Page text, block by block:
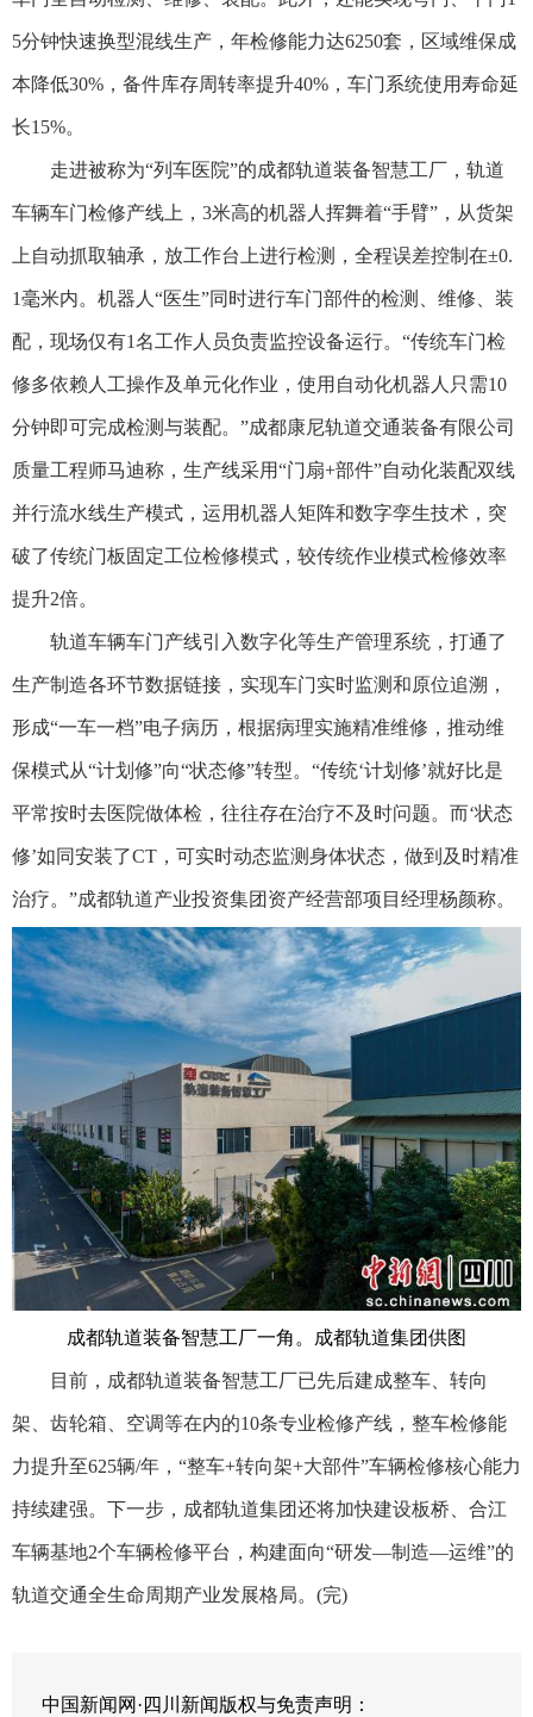
5分钟快速换型混线生产，年检修能力达6250套，区域维保成
本降低30%，备件库存周转率提升40%，车门系统使用寿命延
长15%。
走进被称为“列车医院”的成都轨道装备智慧工厂，轨道
车辆车门检修产线上，3米高的机器人挥舞着“手臂”，从货架
上自动抓取轴承，放工作台上进行检测，全程误差控制在±0.
1毫米内。机器人“医生”同时进行车门部件的检测、维修、装
配，现场仅有1名工作人员负责监控设备运行。“传统车门检
修多依赖人工操作及单元化作业，使用自动化机器人只需10
分钟即可完成检测与装配。”成都康尼轨道交通装备有限公司
质量工程师马迪称，生产线采用“门扇+部件”自动化装配双线
并行流水线生产模式，运用机器人矩阵和数字孪生技术，突
破了传统门板固定工位检修模式，较传统作业模式检修效率
提升2倍。
轨道车辆车门产线引入数字化等生产管理系统，打通了
生产制造各环节数据链接，实现车门实时监测和原位追溯，
形成“一车一档”电子病历，根据病理实施精准维修，推动维
保模式从“计划修”向“状态修”转型。“传统‘计划修’就好比是
平常按时去医院做体检，往往存在治疗不及时问题。而‘状态
修’如同安装了CT，可实时动态监测身体状态，做到及时精准
治疗。”成都轨道产业投资集团资产经营部项目经理杨颜称。
成都轨道装备智慧工厂一角。成都轨道集团供图
目前，成都轨道装备智慧工厂已先后建成整车、转向
架、齿轮箱、空调等在内的10条专业检修产线，整车检修能
力提升至625辆/年，“整车+转向架+大部件”车辆检修核心能力
持续建强。下一步，成都轨道集团还将加快建设板桥、合江
车辆基地2个车辆检修平台，构建面向“研发—制造—运维”的
轨道交通全生命周期产业发展格局。(完)
中国新闻网·四川新闻版权与免责声明：